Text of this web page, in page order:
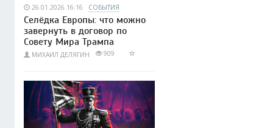
26.01.2026 16:16 СОБЫТИЯ
Селёдка Европы: что можно
завернуть в договор по
Совету Мира Трампа
МИХАИЛ ДЕЛЯГИН 909